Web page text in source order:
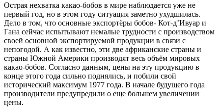
Острая нехватка какао-бобов в мире наблюдается уже не
первый год, но в этом году ситуация заметно ухудшилась.
Дело в том, что основные экспортёры бобов- Кот-д’Ивуар и
Гана сейчас испытывают немалые трудности с производством
своей основной экспортируемой продукции в связи с
непогодой. А как известно, эти две африканские страны и
страны Южной Америки производят весь объём мировых
какао-бобов. Согласно данным, цены на эту продукцию в
конце этого года сильно поднялись, и побили свой
исторический максимум 1977 года. В начале будущего года
производители предупредили о еще большем увеличении
цены.